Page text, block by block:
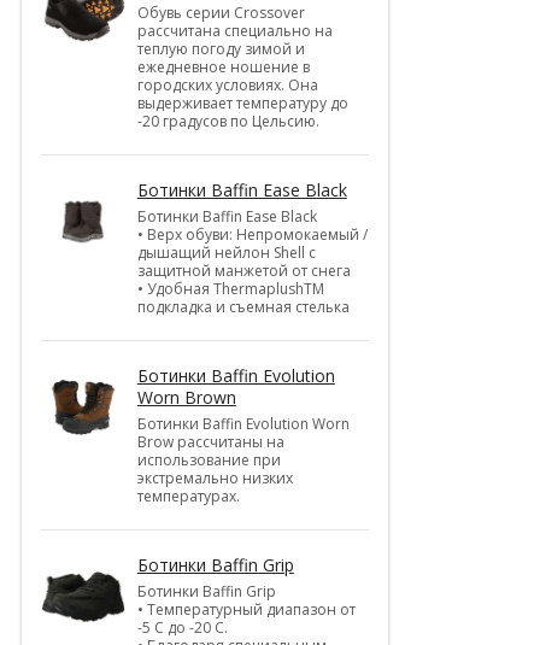
Обувь серии Crossover
рассчитана специально на
теплую погоду зимой и
ежедневное ношение в
городских условиях. Она
выдерживает температуру до
-20 градусов по Цельсию.
Ботинки Baffin Ease Black
Ботинки Baffin Ease Black
• Верх обуви: Непромокаемый /
дышащий нейлон Shell c
защитной манжетой от снега
• Удобная ThermaplushTM
подкладка и съемная стелька
Ботинки Baffin Evolution
Worn Brown
Ботинки Baffin Evolution Worn
Brow рассчитаны на
использование при
экстремально низких
температурах.
Ботинки Baffin Grip
Ботинки Baffin Grip
• Температурный диапазон от
-5 С до -20 С.